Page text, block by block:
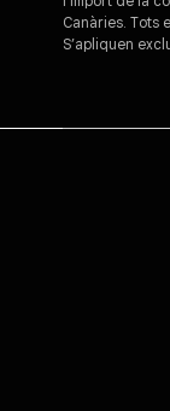
Canàries. Tots
S’apliquen